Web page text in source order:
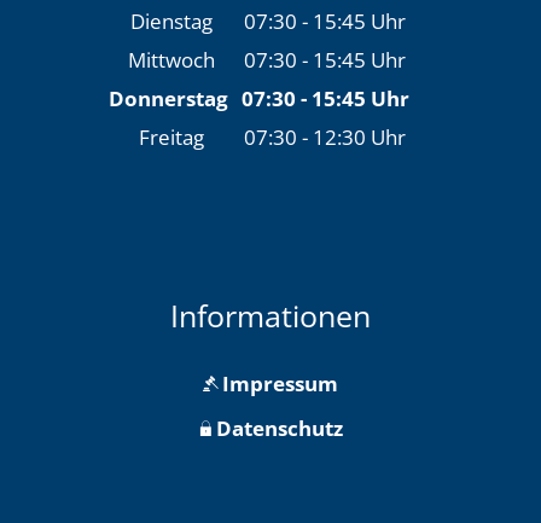
Von 07:30 bis 15:45
Dienstag 07:30 - 15:45 Uhr
Von 07:30 bis 15:45
Mittwoch 07:30 - 15:45 Uhr
Von 07:30 bis 15:45
Donnerstag 07:30 - 15:45 Uhr
Von 07:30 bis 15:45
Freitag 07:30 - 12:30 Uhr
Informationen
Impressum
Datenschutz